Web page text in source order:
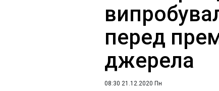
перед
джерела
08:30 21.12.2020 Пн